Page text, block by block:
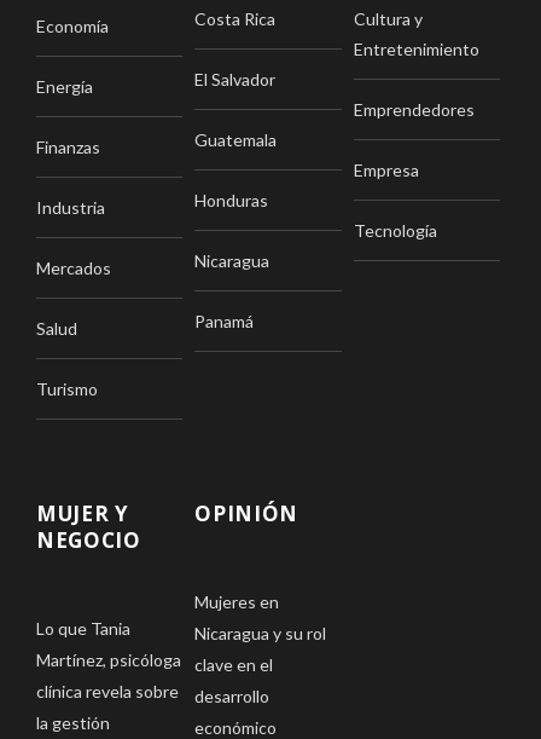
Economía
Energía
Finanzas
Industria
Mercados
Salud
Turismo
Costa Rica
El Salvador
Guatemala
Honduras
Nicaragua
Panamá
Cultura y
Entretenimiento
Emprendedores
Empresa
Tecnología
MUJER Y
NEGOCIO
Lo que Tania
Martínez, psicóloga
clínica revela sobre
la gestión
OPINIÓN
Mujeres en
Nicaragua y su rol
clave en el
desarrollo
económico